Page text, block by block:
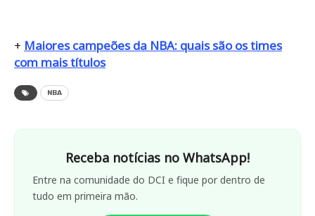
+ Maiores campeões da NBA: quais são os times
com mais títulos
NBA
Receba notícias no WhatsApp!
Entre na comunidade do DCI e fique por dentro de
tudo em primeira mão.